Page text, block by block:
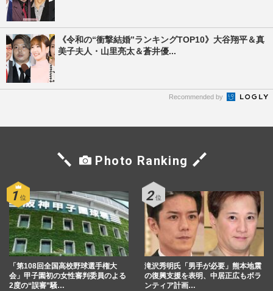
《令和の“衝撃結婚”ランキングTOP10》大谷翔平＆真
美子夫人・山里亮太＆蒼井優...
Recommended by
Photo Ranking
「第108回全国高校野球選手権大
会」甲子園初の女性審判委員のよる
2度の“誤審”騒…
滝沢秀明氏「男手が必要」熊本地震
の復興支援を表明、中居正広もボラ
ンティア計画…